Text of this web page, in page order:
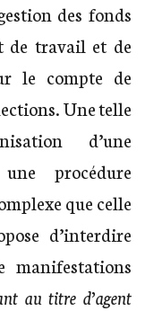
des fonds
de travail et de
le compte de
Une telle
d’une
procédure
que celle
d’interdire
manifestations
au titre d’agent